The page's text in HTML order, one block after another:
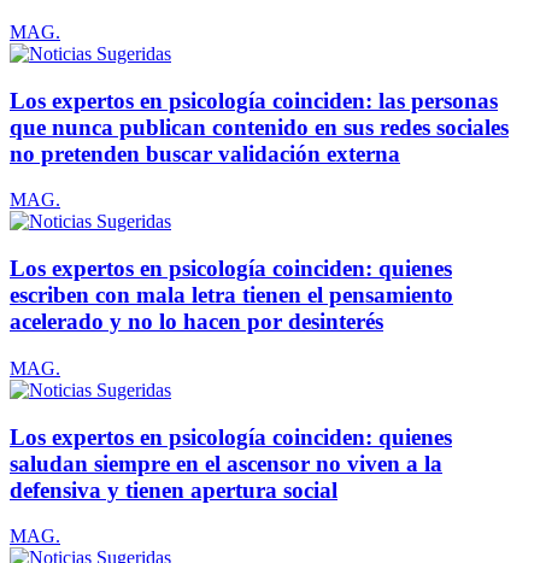
MAG.
Los expertos en psicología coinciden: las personas
que nunca publican contenido en sus redes sociales
no pretenden buscar validación externa
MAG.
Los expertos en psicología coinciden: quienes
escriben con mala letra tienen el pensamiento
acelerado y no lo hacen por desinterés
MAG.
Los expertos en psicología coinciden: quienes
saludan siempre en el ascensor no viven a la
defensiva y tienen apertura social
MAG.